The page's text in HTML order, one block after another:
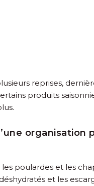
reprises,
produits
organisation
poulardes et les
et les